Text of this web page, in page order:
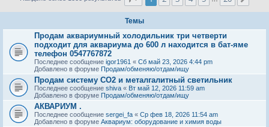
Темы
Продам аквариумный холодильник три четверти
подходит для аквариума до 600 л находится в бат-яме
телефон 0547767872
Последнее сообщение igor1961 « Сб май 23, 2026 4:44 pm
Добавлено в форуме Продам/обменяю/отдам/ищу
Продам систему СО2 и металгалитный светильник
Последнее сообщение shiva « Вт май 12, 2026 11:59 am
Добавлено в форуме Продам/обменяю/отдам/ищу
АКВАРИУМ .
Последнее сообщение sergei_fa « Ср фев 18, 2026 11:54 am
Добавлено в форуме Аквариум: оборудование и химия воды